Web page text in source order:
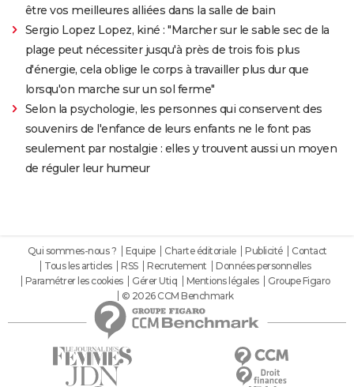
être vos meilleures alliées dans la salle de bain
Sergio Lopez Lopez, kiné : "Marcher sur le sable sec de la
plage peut nécessiter jusqu'à près de trois fois plus
d'énergie, cela oblige le corps à travailler plus dur que
lorsqu'on marche sur un sol ferme"
Selon la psychologie, les personnes qui conservent des
souvenirs de l'enfance de leurs enfants ne le font pas
seulement par nostalgie : elles y trouvent aussi un moyen
de réguler leur humeur
Qui sommes-nous ? Equipe Charte éditoriale Publicité
Contact
Tous les articles
RSS Recrutement
Données personnelles
Paramétrer les cookies
Gérer Utiq Mentions légales
Groupe Figaro
© 2026 CCM Benchmark